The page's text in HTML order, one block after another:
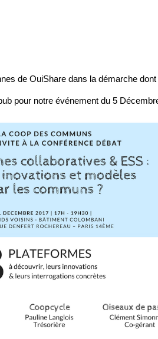
de OuiShare dans la démarche dont
pour notre événement du 5